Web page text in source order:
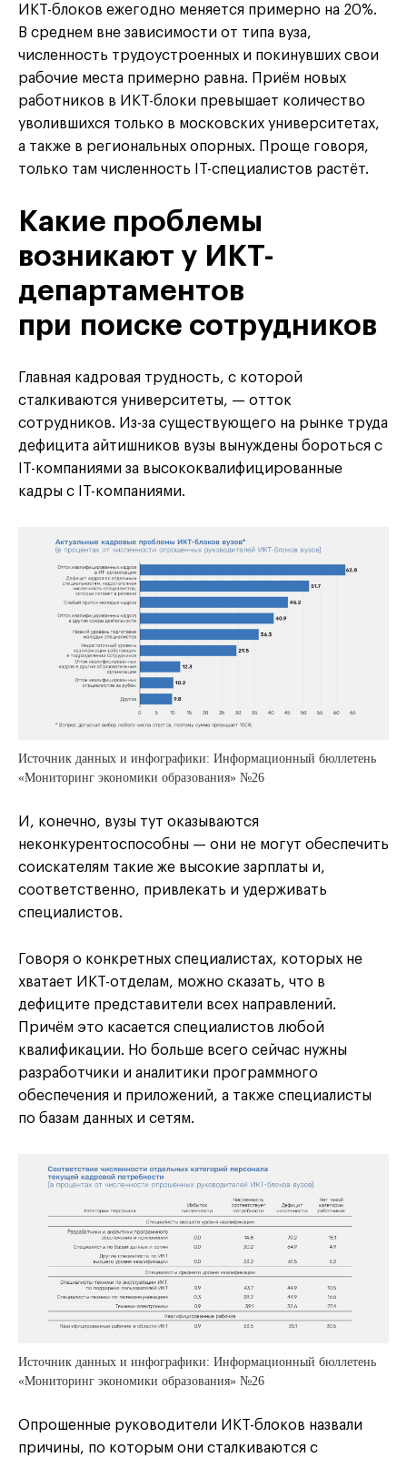
ИКТ-блоков ежегодно меняется примерно на 20%.
В среднем вне зависимости от типа вуза,
численность трудоустроенных и покинувших свои
рабочие места примерно равна. Приём новых
работников в ИКТ-блоки превышает количество
уволившихся только в московских университетах,
а также в региональных опорных. Проще говоря,
только там численность IT-специалистов растёт.
Какие проблемы
возникают у ИКТ-
департаментов
при поиске сотрудников
Главная кадровая трудность, с которой
сталкиваются университеты, — отток
сотрудников. Из-за существующего на рынке труда
дефицита айтишников вузы вынуждены бороться с
IT-компаниями за высококвалифицированные
кадры с IT-компаниями.
Источник данных и инфографики: Информационный бюллетень
«Мониторинг экономики образования» №26
И, конечно, вузы тут оказываются
неконкурентоспособны — они не могут обеспечить
соискателям такие же высокие зарплаты и,
соответственно, привлекать и удерживать
специалистов.
Говоря о конкретных специалистах, которых не
хватает ИКТ-отделам, можно сказать, что в
дефиците представители всех направлений.
Причём это касается специалистов любой
квалификации. Но больше всего сейчас нужны
разработчики и аналитики программного
обеспечения и приложений, а также специалисты
по базам данных и сетям.
Источник данных и инфографики: Информационный бюллетень
«Мониторинг экономики образования» №26
Опрошенные руководители ИКТ-блоков назвали
причины, по которым они сталкиваются с